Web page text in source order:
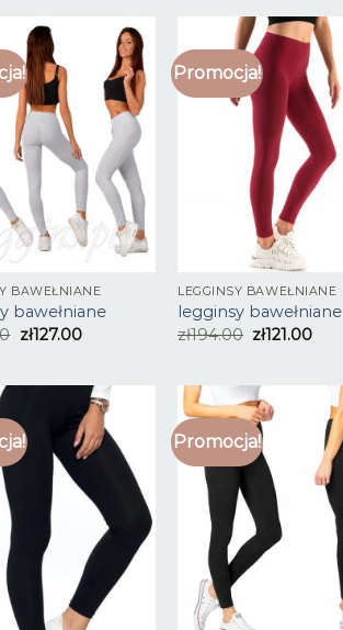
BAWEŁNIANE
bawełniane
zł127.00
Promocja!
LEGGINSY BAWEŁNIANE
legginsy bawełniane
zł194.00 zł121.00
Promocja!